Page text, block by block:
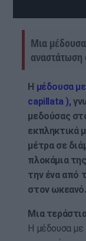
Μια μέδουσα
αναστάτωση
Η μέδουσα
capillata ),
μεδούσας
εκπληκτικά
μέτρα σε
πλοκάμια
την ένα από
στον ωκεανό.
Μια
Η μέδουσα με